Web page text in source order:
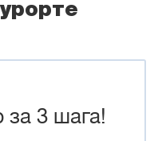
за 3 шага!